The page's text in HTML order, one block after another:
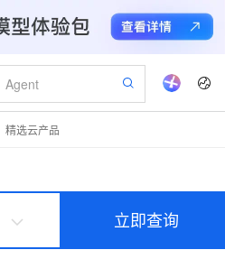
精选云产品
立即查询
为企业打造的大模型服务与应用
云服务器 ECS
安全可靠、弹性可伸缩的云计算服务
对象存储 OSS
Qwen Audio：打造专属 AI 语音助手
即刻拥有 DeepSeek-V4-Pro
AI Coding
智能编程，一键开启高性价比 AI 编程新体验
AI 电商营销
Windows
宝塔 Linux
阿里云MaaS产品伙伴计划（繁花）
弹性计算合作计划
大模型认证
全部认证
2026 阿里云峰会
阿里云中企出海大会